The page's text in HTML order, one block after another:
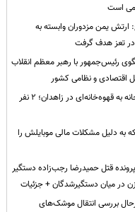
است
یمن مزدوران وابسته به
در تعز هدف گرفت
رئیس‌جمهور با رهبر معظم انقلاب
اقتصادی و نظامی کشور
حمله مسلحانه به قهوه‌خانه‌ای در زاهدان؛ ۲ نفر
به دلیل مشکلات مالی موبایلش را
پرونده قتل حمیدرضا رجب‌زاده دستگیر
در میان دستگیرشدگان + جزئیات
بررسی انتقال موشک‌های